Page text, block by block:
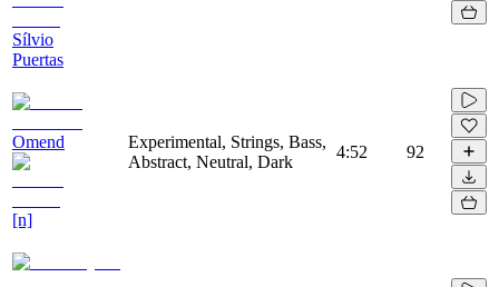
Sílvio
Puertas
Omend
[n]
Experimental, Strings, Bass,
Abstract, Neutral, Dark
4:52 92